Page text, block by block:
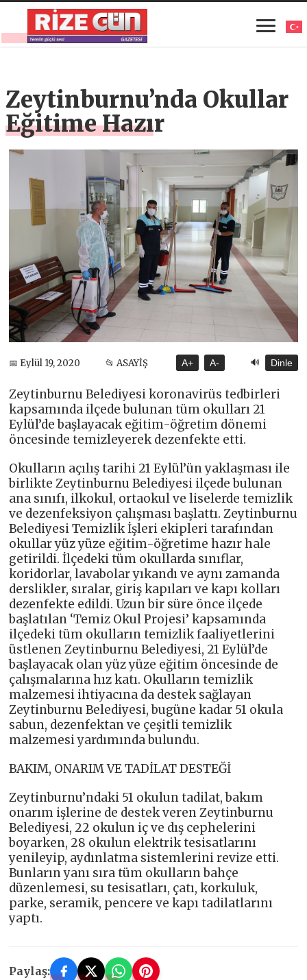
Zeytinburnu’nda Okullar
Eğitime Hazır
📅 Eylül 19, 2020 📂 ASAYİŞ A+ A- 🔊 Dinle
Zeytinburnu Belediyesi koronavirüs tedbirleri
kapsamında ilçede bulunan tüm okulları 21
Eylül’de başlayacak eğitim-öğretim dönemi
öncesinde temizleyerek dezenfekte etti.
Okulların açılış tarihi 21 Eylül’ün yaklaşması ile
birlikte Zeytinburnu Belediyesi ilçede bulunan
ana sınıfı, ilkokul, ortaokul ve liselerde temizlik
ve dezenfeksiyon çalışması başlattı. Zeytinburnu
Belediyesi Temizlik İşleri ekipleri tarafından
okullar yüz yüze eğitim-öğretime hazır hale
getirildi. İlçedeki tüm okullarda sınıflar,
koridorlar, lavabolar yıkandı ve aynı zamanda
derslikler, sıralar, giriş kapıları ve kapı kolları
dezenfekte edildi. Uzun bir süre önce ilçede
başlatılan ‘Temiz Okul Projesi’ kapsamında
ilçedeki tüm okulların temizlik faaliyetlerini
üstlenen Zeytinburnu Belediyesi, 21 Eylül’de
başlayacak olan yüz yüze eğitim öncesinde de
çalışmalarına hız katı. Okulların temizlik
malzemesi ihtiyacına da destek sağlayan
Zeytinburnu Belediyesi, bugüne kadar 51 okula
sabun, dezenfektan ve çeşitli temizlik
malzemesi yardımında bulundu.
BAKIM, ONARIM VE TADİLAT DESTEĞİ
Zeytinburnu’ndaki 51 okulun tadilat, bakım
onarım işlerine de destek veren Zeytinburnu
Belediyesi, 22 okulun iç ve dış cephelerini
boyarken, 28 okulun elektrik tesisatlarını
yenileyip, aydınlatma sistemlerini revize etti.
Bunların yanı sıra tüm okulların bahçe
düzenlemesi, su tesisatları, çatı, korkuluk,
parke, seramik, pencere ve kapı tadilatlarını
yaptı.
Paylaş: